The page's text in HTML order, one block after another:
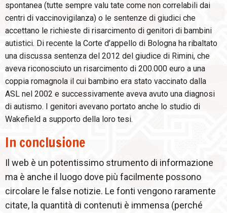
spontanea (tutte sempre valu tate come non correlabili dai
centri di vaccinovigilanza) o le sentenze di giudici che
accettano le richieste di risarcimento di genitori di bambini
autistici. Di recente la Corte d’appello di Bologna ha ribaltato
una discussa sentenza del 2012 del giudice di Rimini, che
aveva riconosciuto un risarcimento di 200.000 euro a una
coppia romagnola il cui bambino era stato vaccinato dalla
ASL nel 2002 e successivamente aveva avuto una diagnosi
di autismo. I genitori avevano portato anche lo studio di
Wakefield a supporto della loro tesi.
In conclusione
Il web è un potentissimo strumento di informazione
ma è anche il luogo dove più facilmente possono
circolare le false notizie. Le fonti vengono raramente
citate, la quantità di contenuti è immensa (perché